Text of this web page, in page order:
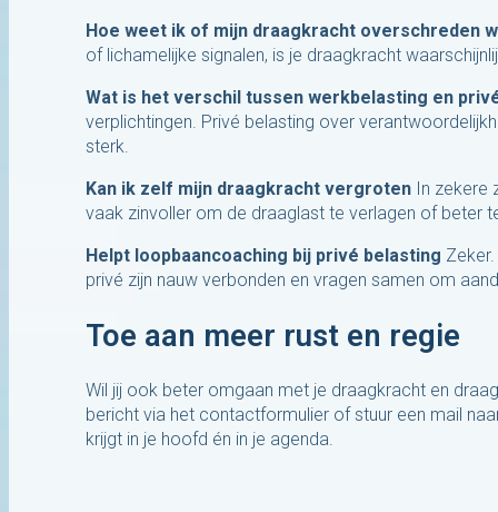
Hoe weet ik of mijn draagkracht overschreden
of lichamelijke signalen, is je draagkracht
Wat is het verschil tussen werkbelasting en
verplichtingen. Privé belasting over
sterk.
Kan ik zelf mijn draagkracht vergroten In zekere
vaak zinvoller om de draaglast te verlagen of beter
Helpt loopbaancoaching bij privé belasting
privé zijn nauw verbonden en vragen samen om
Toe aan meer rust en regie
Wil jij ook beter omgaan met je draagkracht en
bericht via het contactformulier of stuur een mail
krijgt in je hoofd én in je agenda.